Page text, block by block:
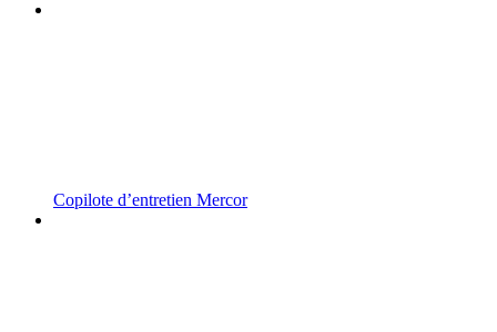
Copilote d’entretien Mercor